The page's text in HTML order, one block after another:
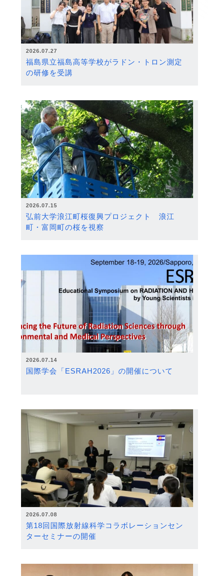
2026.07.27
福島県立福島高等学校がラドン・トロン測定
の研修を受講
2026.07.15
弘前大学浪江町桜復興プロジェクト 浪江
町・富岡町の桜を視察
2026.07.14
国際学会「ESRAH2026」の開催について
2026.07.08
第18回国際放射線科学コラボレーションセン
ターセミナーの開催